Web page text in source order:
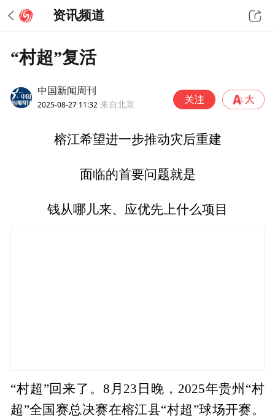
资讯频道
“村超”复活
中国新闻周刊
2025-08-27 11:32 来自北京
榕江希望进一步推动灾后重建
面临的首要问题就是
钱从哪儿来、应优先上什么项目
“村超”回来了。8月23日晚，2025年贵州“村
超”全国赛总决赛在榕江县“村超”球场开赛。